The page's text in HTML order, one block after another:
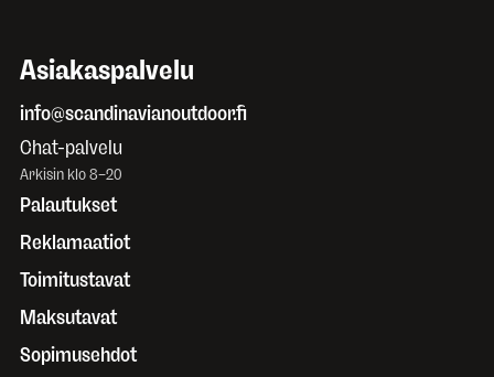
Asiakaspalvelu
info@scandinavianoutdoor.fi
Chat-palvelu
Arkisin klo 8–20
Palautukset
Reklamaatiot
Toimitustavat
Maksutavat
Sopimusehdot